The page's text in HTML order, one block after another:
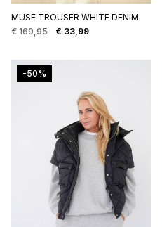
MUSE TROUSER WHITE DENIM
€169,95
Oorspronkelijke
was:
€ 169,95.
€ 33,99
Huidige
is:
€ 33,99.
-50%